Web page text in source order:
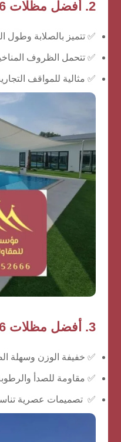
2. أفضل مظلات 2026 القطيف حديدية
✅ تتميز بالصلابة وطول
✅ تتحمل الظروف
✅ مثالية للمواقف
3. أفضل مظلات 2026 القطيف ألمنيوم
✅ خفيفة الوزن وسهلة
✅ مقاومة للصدأ
✅ تصميمات عصرية